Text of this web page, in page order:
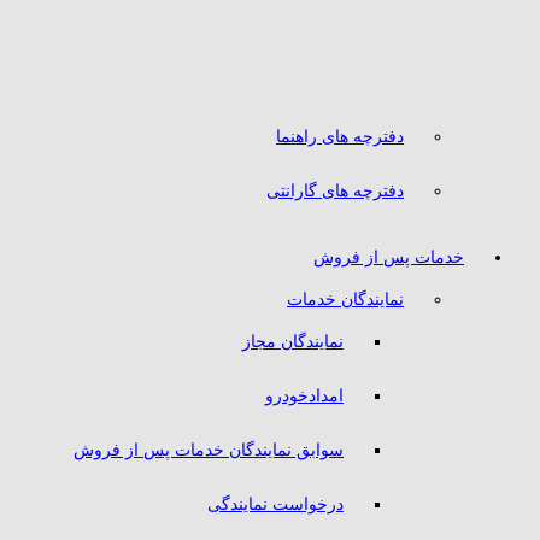
دفترچه های راهنما
دفترچه های گارانتی
خدمات پس از فروش
نمایندگان خدمات
نمایندگان مجاز
امدادخودرو
سوابق نمایندگان خدمات پس از فروش
درخواست نمایندگی